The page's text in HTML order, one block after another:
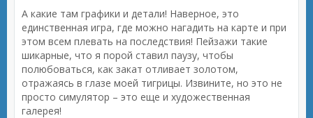
А какие там графики и детали! Наверное, это
единственная игра, где можно нагадить на карте и при
этом всем плевать на последствия! Пейзажи такие
шикарные, что я порой ставил паузу, чтобы
полюбоваться, как закат отливает золотом,
отражаясь в глазе моей тигрицы. Извините, но это не
просто симулятор – это еще и художественная
галерея!